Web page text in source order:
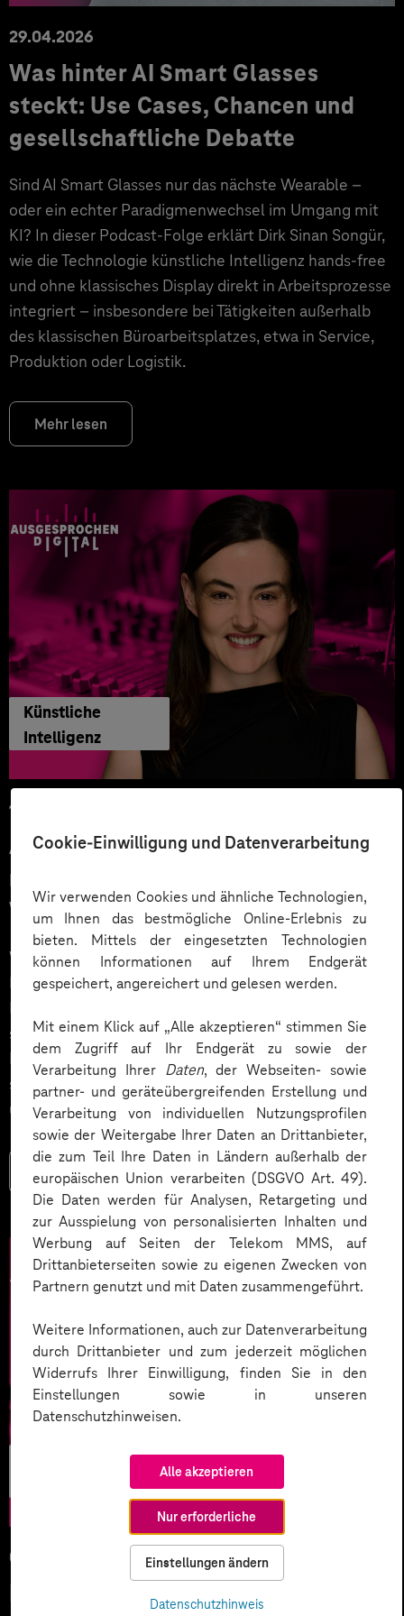
Cookie-Einwilligung und Datenverarbeitung
Wir verwenden Cookies und ähnliche Technologien,
um Ihnen das bestmögliche Online-Erlebnis zu
bieten. Mittels der eingesetzten Technologien
können Informationen auf Ihrem Endgerät
gespeichert, angereichert und gelesen werden.
Mit einem Klick auf „Alle akzeptieren“ stimmen Sie
dem Zugriff auf Ihr Endgerät zu sowie der
Verarbeitung Ihrer Daten, der Webseiten- sowie
partner- und geräteübergreifenden Erstellung und
Verarbeitung von individuellen Nutzungsprofilen
sowie der Weitergabe Ihrer Daten an Drittanbieter,
die zum Teil Ihre Daten in Ländern außerhalb der
europäischen Union verarbeiten (DSGVO Art. 49).
Die Daten werden für Analysen, Retargeting und
zur Ausspielung von personalisierten Inhalten und
Werbung auf Seiten der Telekom MMS, auf
Drittanbieterseiten sowie zu eigenen Zwecken von
Partnern genutzt und mit Daten zusammengeführt.
Weitere Informationen, auch zur Datenverarbeitung
durch Drittanbieter und zum jederzeit möglichen
Widerrufs Ihrer Einwilligung, finden Sie in den
Einstellungen sowie in unseren
Datenschutzhinweisen.
Alle akzeptieren
Nur erforderliche
Einstellungen ändern
Datenschutzhinweis
29.04.2026
Was hinter AI Smart Glasses
steckt: Use Cases, Chancen und
gesellschaftliche Debatte
Sind AI Smart Glasses nur das nächste Wearable –
oder ein echter Paradigmenwechsel im Umgang mit
KI? In dieser Podcast-Folge erklärt Dirk Sinan Songür,
wie die Technologie künstliche Intelligenz hands-free
und ohne klassisches Display direkt in Arbeitsprozesse
integriert – insbesondere bei Tätigkeiten außerhalb
des klassischen Büroarbeitsplatzes, etwa in Service,
Produktion oder Logistik.
Mehr lesen
Künstliche
Intelligenz
12.03.2026
Automatisiert gedacht,
menschlich gewünscht: Die
Wahrheit über KI im Kundendialog
Wie gelingt Conversational AI wirklich – jenseits von
Hype und „Magic Button“? Im Podcast erklärt Dr.
Laura Dreessen, warum erfolgreiche KI‑Dialogsysteme
strategische Beratung, gutes UX‑Design, klare
Prozesse und realistische Erwartungen brauchen. Ein
spannender Blick auf das Zusammenspiel von Mensch
und KI.
Mehr lesen
05.02.2026
KI-Wettlauf 2026: Innovationen,